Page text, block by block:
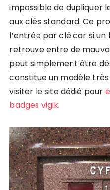
impossible de dupliquer
aux clés standard. Ce
l’entrée par clé car si un
retrouve entre de
peut simplement être
constitue un modèle très
visiter le site dédié pour
badges vigik.